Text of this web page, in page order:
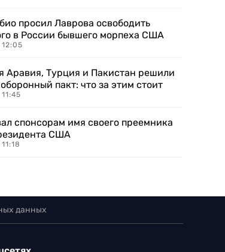
просил Лаврова освободить
в России бывшего морпеха США
Аравия, Турция и Пакистан решили
пакт: что за этим стоит
спонсорам имя своего преемника
США
данных